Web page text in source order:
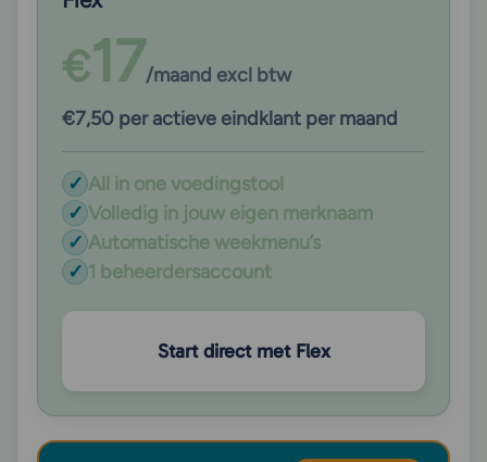
€17/maand excl btw
€7,50 per actieve eindklant per maand
✓ All in one voedingstool
✓ Volledig in jouw eigen merknaam
✓ Automatische weekmenu’s
✓ 1 beheerdersaccount
Start direct met Flex